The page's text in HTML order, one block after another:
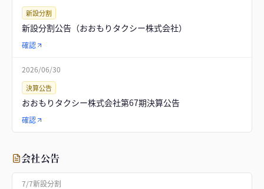
新設分割
新設分割公告（おおもりタクシー株式会社）
確認
2026/06/30
決算公告
おおもりタクシー株式会社第67期決算公告
確認
会社公告
7/7新設分割